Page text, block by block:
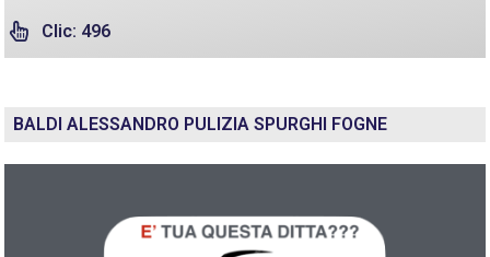
Clic: 496
BALDI ALESSANDRO PULIZIA SPURGHI FOGNE